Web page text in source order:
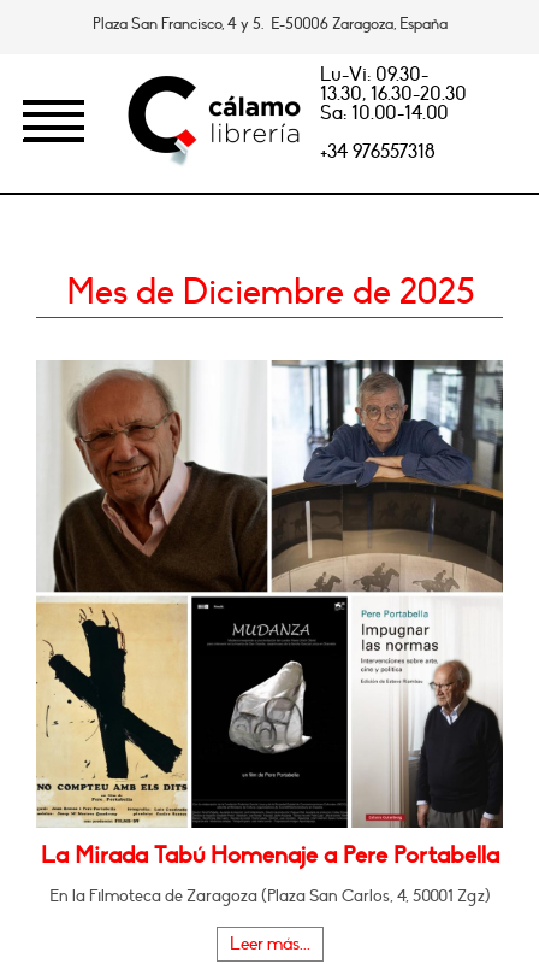
Plaza San Francisco, 4 y 5. E-50006 Zaragoza, España
Lu-Vi: 09.30-
13.30, 16.30-20.30
Sa: 10.00-14.00
+34 976557318
Mes de Diciembre de 2025
La Mirada Tabú Homenaje a Pere Portabella
En la Filmoteca de Zaragoza (Plaza San Carlos, 4, 50001 Zgz)
Leer más...